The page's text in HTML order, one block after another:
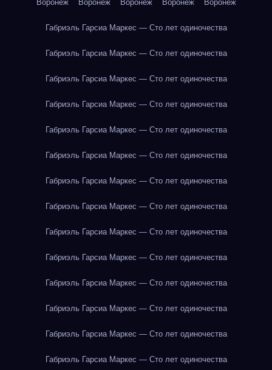
Воронеж Воронеж Воронеж Воронеж Воронеж
Габриэль Гарсиа Маркес — Сто лет одиночества
Габриэль Гарсиа Маркес — Сто лет одиночества
Габриэль Гарсиа Маркес — Сто лет одиночества
Габриэль Гарсиа Маркес — Сто лет одиночества
Габриэль Гарсиа Маркес — Сто лет одиночества
Габриэль Гарсиа Маркес — Сто лет одиночества
Габриэль Гарсиа Маркес — Сто лет одиночества
Габриэль Гарсиа Маркес — Сто лет одиночества
Габриэль Гарсиа Маркес — Сто лет одиночества
Габриэль Гарсиа Маркес — Сто лет одиночества
Габриэль Гарсиа Маркес — Сто лет одиночества
Габриэль Гарсиа Маркес — Сто лет одиночества
Габриэль Гарсиа Маркес — Сто лет одиночества
Габриэль Гарсиа Маркес — Сто лет одиночества